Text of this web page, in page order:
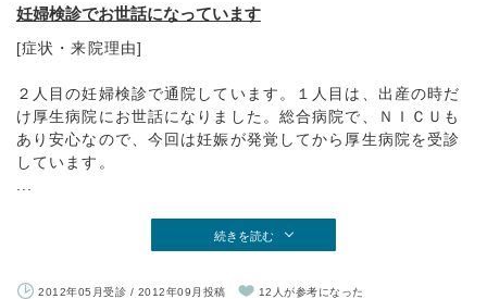
妊婦検診でお世話になっています
[症状・来院理由]
２人目の妊婦検診で通院しています。１人目は、出産の時だ
け厚生病院にお世話になりました。総合病院で、ＮＩＣＵも
あり安心なので、今回は妊娠が発覚してから厚生病院を受診
しています。
続きを読む
2012年05月受診 / 2012年09月投稿 12人が参考になった